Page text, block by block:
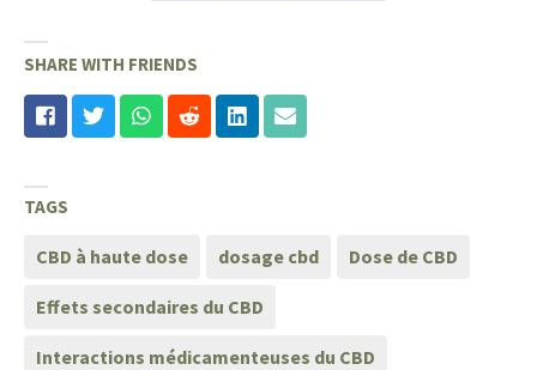
SHARE WITH FRIENDS
TAGS
CBD à haute dose dosage cbd Dose de CBD
Effets secondaires du CBD
Interactions médicamenteuses du CBD